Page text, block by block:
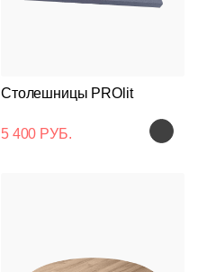
Столешницы PROlit
5 400 РУБ.